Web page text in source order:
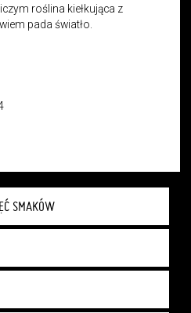
SMAKÓW
roślina kiełkująca z
pada światło.